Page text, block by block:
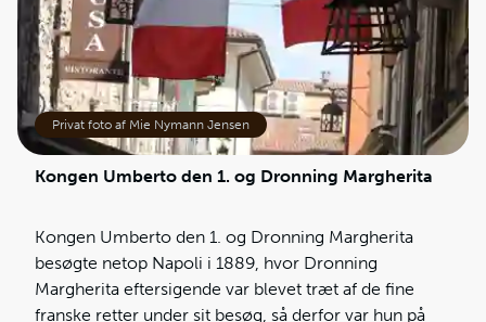
Privat foto af Mie Nymann Jensen
som var kok hos Pizzeria Brandi. Esposito skabte
Margheritaen i forbindelse med foreningen af Italien
– derfor de symbolske farver. Pizza er desuden
opkaldt efter Dronningen af Italien, Margherita af
Savoyen.
Kongen Umberto den 1. og Dronning Margherita
Kongen Umberto den 1. og Dronning Margherita
besøgte netop Napoli i 1889, hvor Dronning
Margherita eftersigende var blevet træt af de fine
franske retter under sit besøg, så derfor var hun på